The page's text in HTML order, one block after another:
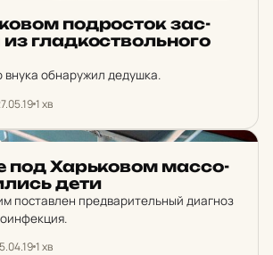
под­рос­ток зас­
глад­кос­тволь­но­го
внука обнаружил дедушка.
1 хв
под Харь­ко­вом мас­со­
дети
поставлен предварительный диагноз
1 хв